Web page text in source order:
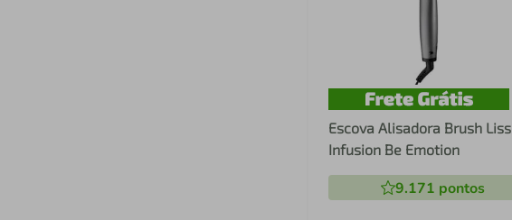
Escova Alisadora Brush Liss
Infusion Be Emotion
9.171 pontos